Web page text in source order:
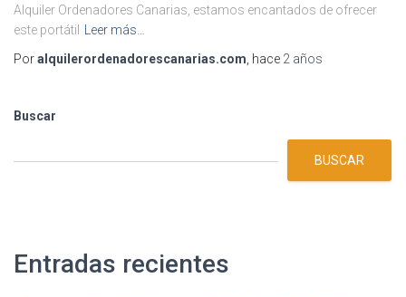
Alquiler Ordenadores Canarias, estamos encantados de ofrecer
este portátil
Leer más…
Poralquilerordenadorescanarias.com , hace 2 años
Buscar
BUSCAR
Entradas recientes